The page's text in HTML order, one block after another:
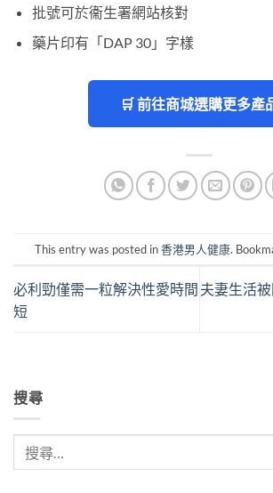
批號可於衞生署網站核對
藥片印有「DAP 30」字樣
🛒 前往商城選購更多產
This entry was posted in香港男人健康.
必利勁僅需一粒解決性愛時間
短
夫妻生活
搜尋